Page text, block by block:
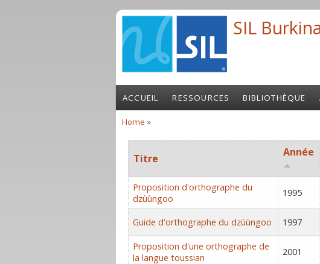
SIL
ACCUEIL RESSOURCES BIBLIOTHÈQUE
Home »
Titre Année
Proposition d'orthographe du
dzùùngoo
1995
Guide d'orthographe du dzùùngoo 1997
Proposition d'une orthographe de
la langue toussian
2001